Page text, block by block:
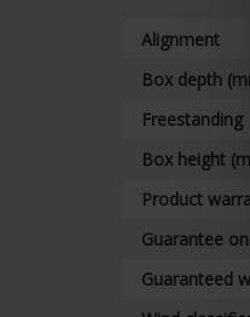
Alignment
Box depth
Freestanding
Box height
Product
Guarantee
Guaranteed